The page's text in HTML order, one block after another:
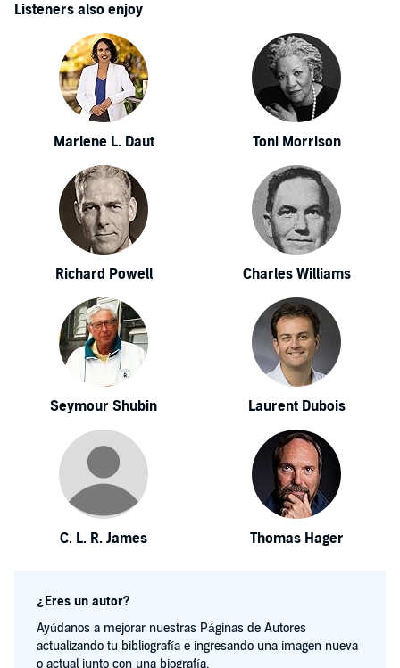
Listeners also enjoy
Marlene L. Daut Toni Morrison
Richard Powell Charles Williams
Seymour Shubin Laurent Dubois
C. L. R. James Thomas Hager
¿Eres un autor?
Ayúdanos a mejorar nuestras Páginas de Autores
actualizando tu bibliografía e ingresando una imagen nueva
o actual junto con una biografía.